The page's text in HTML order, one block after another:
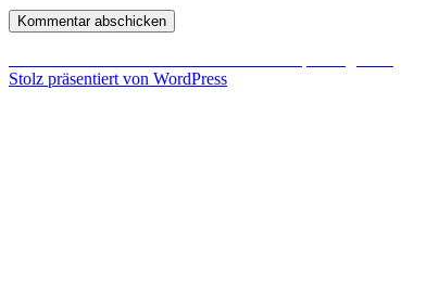
Beitragsnavigation
Stolz präsentiert von WordPress